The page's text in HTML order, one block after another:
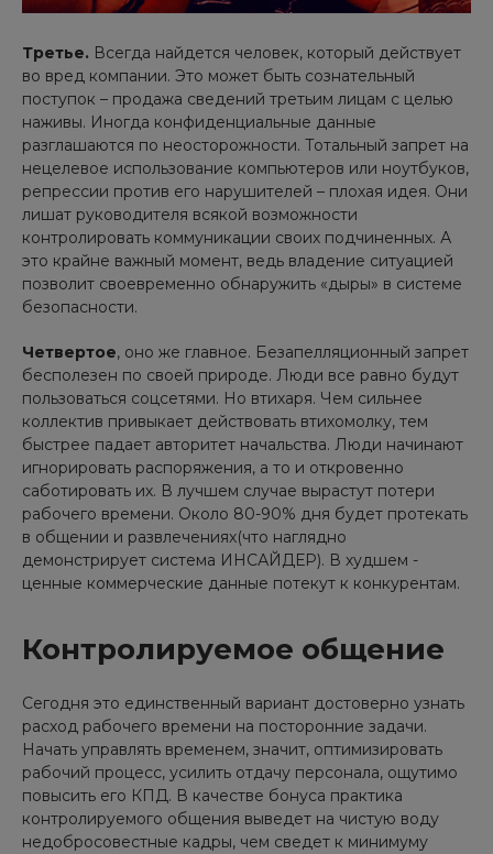
Третье. Всегда найдется человек, который действует
во вред компании. Это может быть сознательный
поступок – продажа сведений третьим лицам с целью
наживы. Иногда конфиденциальные данные
разглашаются по неосторожности. Тотальный запрет на
нецелевое использование компьютеров или ноутбуков,
репрессии против его нарушителей – плохая идея. Они
лишат руководителя всякой возможности
контролировать коммуникации своих подчиненных. А
это крайне важный момент, ведь владение ситуацией
позволит своевременно обнаружить «дыры» в системе
безопасности.
Четвертое, оно же главное. Безапелляционный запрет
бесполезен по своей природе. Люди все равно будут
пользоваться соцсетями. Но втихаря. Чем сильнее
коллектив привыкает действовать втихомолку, тем
быстрее падает авторитет начальства. Люди начинают
игнорировать распоряжения, а то и откровенно
саботировать их. В лучшем случае вырастут потери
рабочего времени. Около 80-90% дня будет протекать
в общении и развлечениях(что наглядно
демонстрирует система ИНСАЙДЕР). В худшем -
ценные коммерческие данные потекут к конкурентам.
Контролируемое общение
Сегодня это единственный вариант достоверно узнать
расход рабочего времени на посторонние задачи.
Начать управлять временем, значит, оптимизировать
рабочий процесс, усилить отдачу персонала, ощутимо
повысить его КПД. В качестве бонуса практика
контролируемого общения выведет на чистую воду
недобросовестные кадры, чем сведет к минимуму